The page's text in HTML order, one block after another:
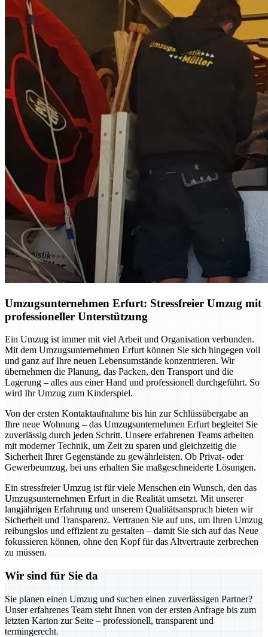
Umzugsunternehmen Erfurt: Stressfreier Umzug mit
professioneller Unterstützung
Ein Umzug ist immer mit viel Arbeit und Organisation verbunden.
Mit dem Umzugsunternehmen Erfurt können Sie sich hingegen voll
und ganz auf Ihre neuen Lebensumstände konzentrieren. Wir
übernehmen die Planung, das Packen, den Transport und die
Lagerung – alles aus einer Hand und professionell durchgeführt. So
wird Ihr Umzug zum Kinderspiel.
Von der ersten Kontaktaufnahme bis hin zur Schlüssübergabe an
Ihre neue Wohnung – das Umzugsunternehmen Erfurt begleitet Sie
zuverlässig durch jeden Schritt. Unsere erfahrenen Teams arbeiten
mit moderner Technik, um Zeit zu sparen und gleichzeitig die
Sicherheit Ihrer Gegenstände zu gewährleisten. Ob Privat- oder
Gewerbeumzug, bei uns erhalten Sie maßgeschneiderte Lösungen.
Ein stressfreier Umzug ist für viele Menschen ein Wunsch, den das
Umzugsunternehmen Erfurt in die Realität umsetzt. Mit unserer
langjährigen Erfahrung und unserem Qualitätsanspruch bieten wir
Sicherheit und Transparenz. Vertrauen Sie auf uns, um Ihren Umzug
reibungslos und effizient zu gestalten – damit Sie sich auf das Neue
fokussieren können, ohne den Kopf für das Altvertraute zerbrechen
zu müssen.
Wir sind für Sie da
Sie planen einen Umzug und suchen einen zuverlässigen Partner?
Unser erfahrenes Team steht Ihnen von der ersten Anfrage bis zum
letzten Karton zur Seite – professionell, transparent und
termingerecht.